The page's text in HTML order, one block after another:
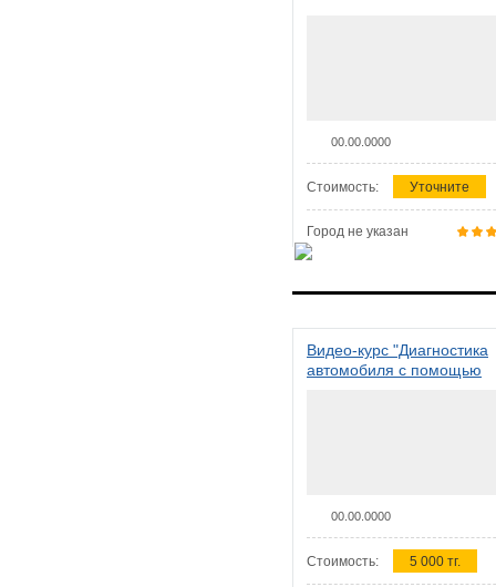
00.00.0000
Стоимость: Уточните
Город не указан
Видео-курс "Диагностика
автомобиля с помощью
00.00.0000
Стоимость: 5 000 тг.